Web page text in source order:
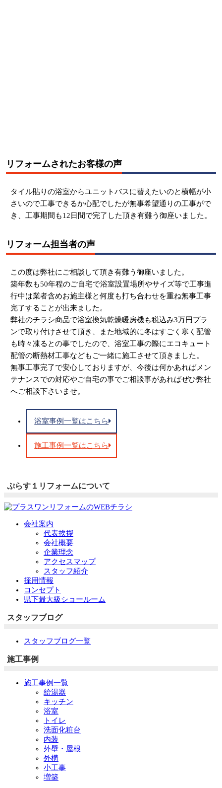
リフォームされたお客様の声
タイル貼りの浴室からユニットバスに替えたいのと横幅が小
さいので工事できるか心配でしたが無事希望通りの工事がで
き、工事期間も12日間で完了した頂き有難う御座いました。
リフォーム担当者の声
この度は弊社にご相談して頂き有難う御座いました。
築年数も50年程のご自宅で浴室設置場所やサイズ等で工事進
行中は業者含めお施主様と何度も打ち合わせを重ね無事工事
完了することが出来ました。
弊社のチラシ商品で浴室換気乾燥暖房機も税込み3万円プラ
ンで取り付けさせて頂き、また地域的に冬はすごく寒く配管
も時々凍るとの事でしたので、浴室工事の際にエコキュート
配管の断熱材工事などもご一緒に施工させて頂きました。
無事工事完了で安心しておりますが、今後は何かあればメン
テナンスでの対応やご自宅の事でご相談事があればぜひ弊社
へご相談下さいませ。
浴室事例一覧はこちら
施工事例一覧はこちら
ぷらす１リフォームについて
会社案内
代表挨拶
会社概要
企業理念
アクセスマップ
スタッフ紹介
採用情報
コンセプト
県下最大級ショールーム
スタッフブログ
スタッフブログ一覧
施工事例
施工事例一覧
給湯器
キッチン
浴室
トイレ
洗面化粧台
内装
外壁・屋根
外構
小工事
増築